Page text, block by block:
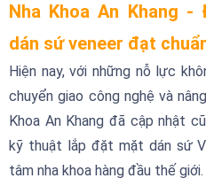
Nha Khoa An Khang
dán sứ veneer đạt
Hiện nay, với những nỗ lực
chuyển giao công nghệ và
Khoa An Khang đã cập nhật
kỹ thuật lắp đặt mặt dán sứ
tâm nha khoa hàng đầu thế